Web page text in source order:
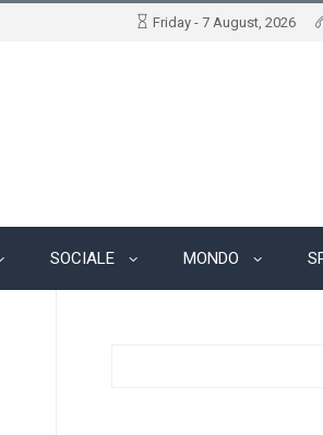
Friday - 7 August, 2026
SOCIALE MONDO